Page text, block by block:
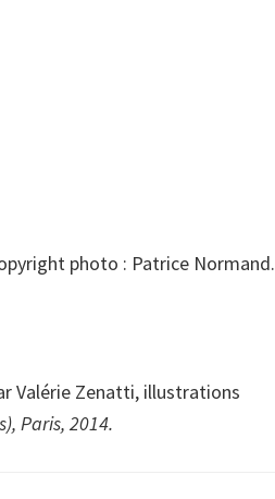
photo : Patrice Normand.
Valérie Zenatti, illustrations
Paris, 2014.